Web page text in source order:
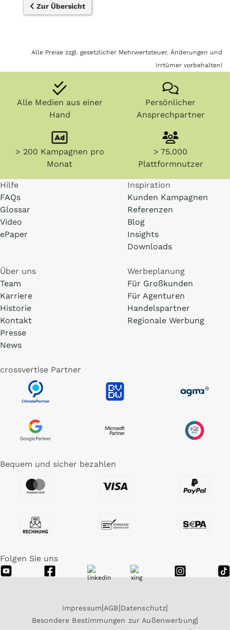
Zur Übersicht
Alle Preise zzgl. gesetzlicher Mehrwertsteuer. Änderungen und
Irrtümer vorbehalten!
Alle Medien aus einer
Hand
Persönlicher
Ansprechpartner
> 200 Kampagnen pro
Monat
> 75.000
Plattformnutzer
Hilfe
FAQs
Glossar
Video
ePaper
Inspiration
Kunden Kampagnen
Referenzen
Blog
Insights
Downloads
Über uns
Team
Karriere
Historie
Kontakt
Presse
News
Werbeplanung
Für Großkunden
Für Agenturen
Handelspartner
Regionale Werbung
crossvertise Partner
Bequem und sicher bezahlen
Folgen Sie uns
Impressum AGB Datenschutz
Besondere Bestimmungen zur Außenwerbung